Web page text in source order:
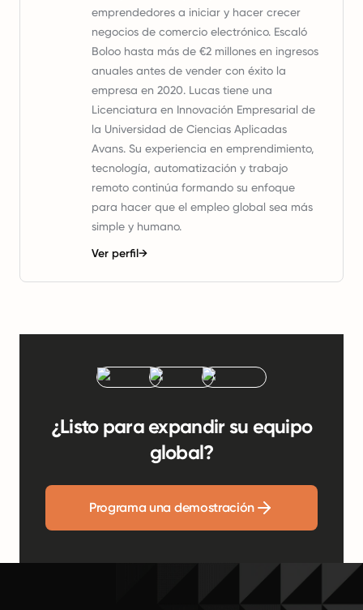
emprendedores a iniciar y hacer crecer
negocios de comercio electrónico. Escaló
Boloo hasta más de €2 millones en ingresos
anuales antes de vender con éxito la
empresa en 2020. Lucas tiene una
Licenciatura en Innovación Empresarial de
la Universidad de Ciencias Aplicadas
Avans. Su experiencia en emprendimiento,
tecnología, automatización y trabajo
remoto continúa formando su enfoque
para hacer que el empleo global sea más
simple y humano.
Ver perfil→
¿Listo para expandir su equipo
global?
Programa una demostración